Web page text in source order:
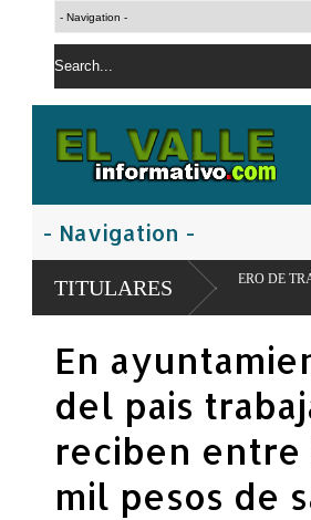
TITULARES
PIONERO DE TRANSFORMACIÓN
En
del pais
reciben entre
mil pesos de